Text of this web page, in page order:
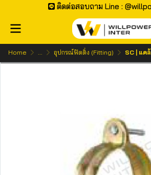
ติดต่อสอบถาม Line :
Home ... อุปกรณ์ฟิตติ้ง (Fitting) SC | แคล้ม